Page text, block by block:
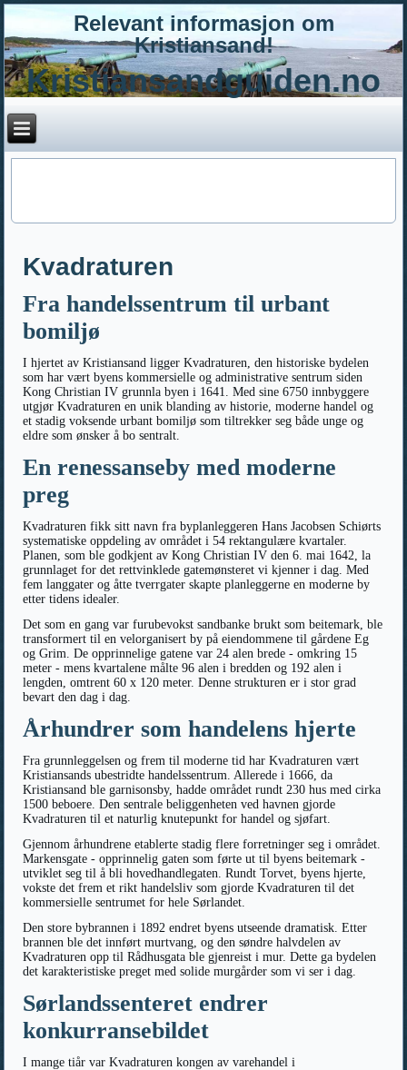
Relevant informasjon om
Kristiansand!
Kristiansandguiden.no
Kvadraturen
Fra handelssentrum til urbant
bomiljø
I hjertet av Kristiansand ligger Kvadraturen, den historiske bydelen
som har vært byens kommersielle og administrative sentrum siden
Kong Christian IV grunnla byen i 1641. Med sine 6750 innbyggere
utgjør Kvadraturen en unik blanding av historie, moderne handel og
et stadig voksende urbant bomiljø som tiltrekker seg både unge og
eldre som ønsker å bo sentralt.
En renessanseby med moderne
preg
Kvadraturen fikk sitt navn fra byplanleggeren Hans Jacobsen Schiørts
systematiske oppdeling av området i 54 rektangulære kvartaler.
Planen, som ble godkjent av Kong Christian IV den 6. mai 1642, la
grunnlaget for det rettvinklede gatemønsteret vi kjenner i dag. Med
fem langgater og åtte tverrgater skapte planleggerne en moderne by
etter tidens idealer.
Det som en gang var furubevokst sandbanke brukt som beitemark, ble
transformert til en velorganisert by på eiendommene til gårdene Eg
og Grim. De opprinnelige gatene var 24 alen brede - omkring 15
meter - mens kvartalene målte 96 alen i bredden og 192 alen i
lengden, omtrent 60 x 120 meter. Denne strukturen er i stor grad
bevart den dag i dag.
Århundrer som handelens hjerte
Fra grunnleggelsen og frem til moderne tid har Kvadraturen vært
Kristiansands ubestridte handelssentrum. Allerede i 1666, da
Kristiansand ble garnisonsby, hadde området rundt 230 hus med cirka
1500 beboere. Den sentrale beliggenheten ved havnen gjorde
Kvadraturen til et naturlig knutepunkt for handel og sjøfart.
Gjennom århundrene etablerte stadig flere forretninger seg i området.
Markensgate - opprinnelig gaten som førte ut til byens beitemark -
utviklet seg til å bli hovedhandlegaten. Rundt Torvet, byens hjerte,
vokste det frem et rikt handelsliv som gjorde Kvadraturen til det
kommersielle sentrumet for hele Sørlandet.
Den store bybrannen i 1892 endret byens utseende dramatisk. Etter
brannen ble det innført murtvang, og den søndre halvdelen av
Kvadraturen opp til Rådhusgata ble gjenreist i mur. Dette ga bydelen
det karakteristiske preget med solide murgårder som vi ser i dag.
Sørlandssenteret endrer
konkurransebildet
I mange tiår var Kvadraturen kongen av varehandel i